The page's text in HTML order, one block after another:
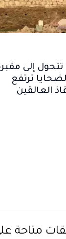
إلى
ترتفع
العالقين
متاحة